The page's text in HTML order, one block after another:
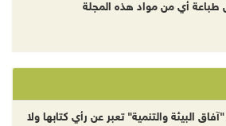
طباعة أي من مواد هذه المجلة
البيئة والتنمية" تعبر عن رأي كتابها ولا